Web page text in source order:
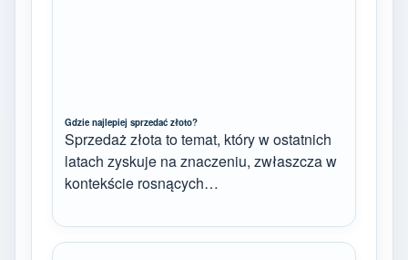
Gdzie najlepiej sprzedać złoto?
Sprzedaż złota to temat, który w ostatnich
latach zyskuje na znaczeniu, zwłaszcza w
kontekście rosnących…